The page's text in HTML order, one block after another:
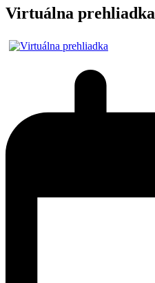
Virtuálna prehliadka